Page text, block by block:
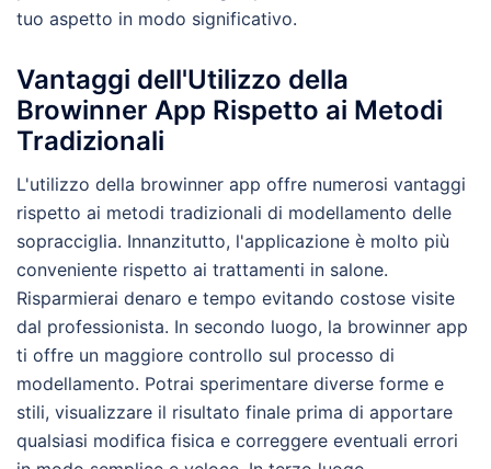
tuo aspetto in modo significativo.
Vantaggi dell'Utilizzo della
Browinner App Rispetto ai Metodi
Tradizionali
L'utilizzo della browinner app offre numerosi vantaggi
rispetto ai metodi tradizionali di modellamento delle
sopracciglia. Innanzitutto, l'applicazione è molto più
conveniente rispetto ai trattamenti in salone.
Risparmierai denaro e tempo evitando costose visite
dal professionista. In secondo luogo, la browinner app
ti offre un maggiore controllo sul processo di
modellamento. Potrai sperimentare diverse forme e
stili, visualizzare il risultato finale prima di apportare
qualsiasi modifica fisica e correggere eventuali errori